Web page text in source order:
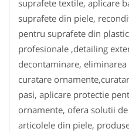
suprafete textile, aplicare
suprafete din piele,
pentru suprafete din
profesionale ,detailing
decontaminare,
curatare
pasi, aplicare protectie
ornamente, ofera solutii
articolele din piele,